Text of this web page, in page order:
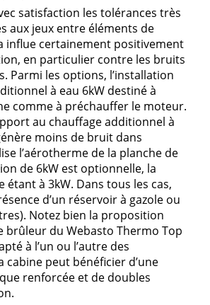
satisfaction les tolérances très
aux jeux entre éléments de
influe certainement positivement
en particulier contre les bruits
Parmi les options, l’installation
à eau 6kW destiné à
comme à préchauffer le moteur.
au chauffage additionnel à
moins de bruit dans
l’aérotherme de la planche de
de 6kW est optionnelle, la
étant à 3kW. Dans tous les cas,
d’un réservoir à gazole ou
Notez bien la proposition
brûleur du Webasto Thermo Top
à l’un ou l’autre des
cabine peut bénéficier d’une
renforcée et de doubles